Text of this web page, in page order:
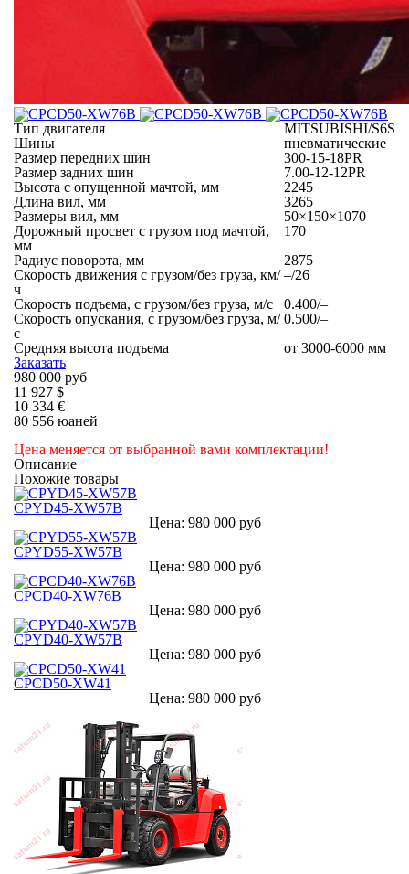
Тип двигателя
MITSUBISHI/S6S
Шины
пневматические
Размер передних шин
300-15-18PR
Размер задних шин
7.00-12-12PR
Высота с опущенной мачтой, мм
2245
Длина вил, мм
3265
Размеры вил, мм
50×150×1070
Дорожный просвет с грузом под мачтой,
мм
170
Радиус поворота, мм
2875
Скорость движения с грузом/без груза, км/
ч
–/26
Скорость подъема, с грузом/без груза, м/с
0.400/–
Скорость опускания, с грузом/без груза, м/
с
0.500/–
Средняя высота подъема
от 3000-6000 мм
Заказать
980 000 руб
11 927 $
10 334 €
80 556 юаней
Цена меняется от выбранной вами комплектации!
Описание
Похожие товары
CPYD45-XW57B
Цена: 980 000 руб
CPYD55-XW57B
Цена: 980 000 руб
CPСD40-XW76B
Цена: 980 000 руб
CPYD40-XW57B
Цена: 980 000 руб
CPCD50-XW41
Цена: 980 000 руб